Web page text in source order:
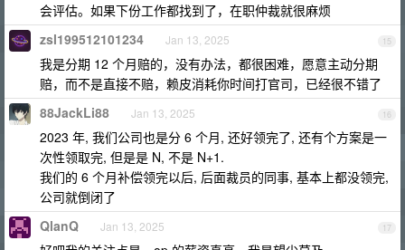
会评估。如果下份工作都找到了，在职仲裁就很麻烦
15
zsl199512101234 Jan 13, 2025
我是分期 12 个月赔的，没有办法，都很困难，愿意主动分期
赔，而不是直接不赔，赖皮消耗你时间打官司，已经很不错了
16
88JackLi88 Jan 13, 2025
2023 年, 我们公司也是分 6 个月, 还好领完了, 还有个方案是一
次性领取完, 但是是 N, 不是 N+1.
我们的 6 个月补偿领完以后, 后面裁员的同事, 基本上都没领完,
公司就倒闭了
17
QlanQ Jan 13, 2025